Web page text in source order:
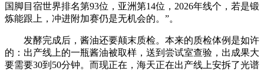
国脚目宿世界排名第93位，亚洲第14位，2026年线个，若是锻
炼能跟上，冲进附加赛仍是无机会的。”。
发酵完成后，酱油还要颠末质检。本来的质检体例是如许
的：出产线上的一瓶酱油被取样，送到尝试室查验，出成果大
要需要30到50分钟。而现正在，海天正在出产线上安拆了光谱